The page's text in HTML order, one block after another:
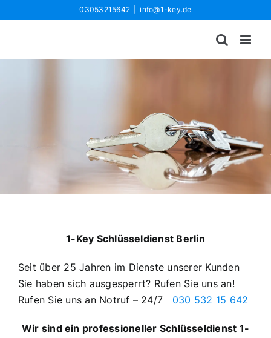
Inhalt
03053215642 info@1-key.de
1-Key Schlüsseldienst Berlin
Seit über 25 Jahren im Dienste unserer Kunden
Sie haben sich ausgesperrt? Rufen Sie uns an!
Rufen Sie uns an Notruf – 24/7 030 532 15 642
Wir sind ein professioneller Schlüsseldienst 1-